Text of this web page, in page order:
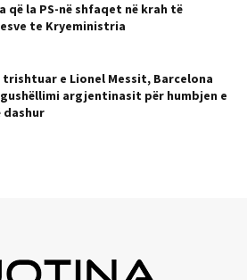
që la PS-në shfaqet në krah të
te Kryeministria
trishtuar e Lionel Messit, Barcelona
argjentinasit për humbjen e